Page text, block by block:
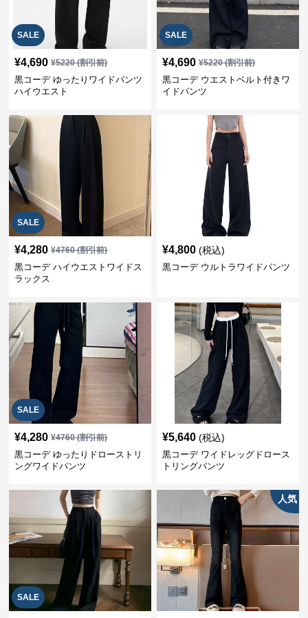
SALE
¥4,690 ¥5220(割引前)
黒コーデ ゆったりワイドパンツ
ハイウエスト
SALE
¥4,690 ¥5220(割引前)
黒コーデ ウエストベルト付きワ
イドパンツ
SALE
¥4,280 ¥4760(割引前)
黒コーデ ハイウエストワイドス
ラックス
¥4,800 (税込)
黒コーデ ウルトラワイドパンツ
SALE
¥4,280 ¥4760(割引前)
黒コーデ ゆったりドローストリ
ングワイドパンツ
¥5,640 (税込)
黒コーデ ワイドレッグドロース
トリングパンツ
SALE
人気